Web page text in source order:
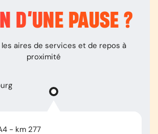
D’UNE PAUSE ?
aires de services et de repos à
proximité
- km 277